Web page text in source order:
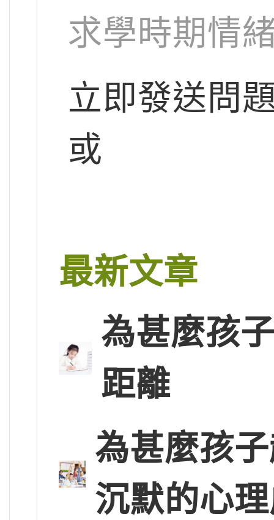
求學時期情
立即發送問
或
最新文章
為甚麼孩
距離
為甚麼孩
沉默的心